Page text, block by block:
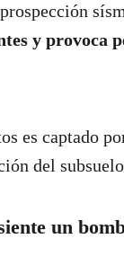
y provoca
es captado
del
un